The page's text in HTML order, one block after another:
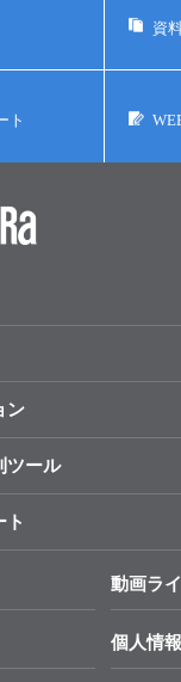
資
ト
ン
募集のお知らせ
ツール
のススメ
究ガイド
ド
ト
動画ラ
個人情